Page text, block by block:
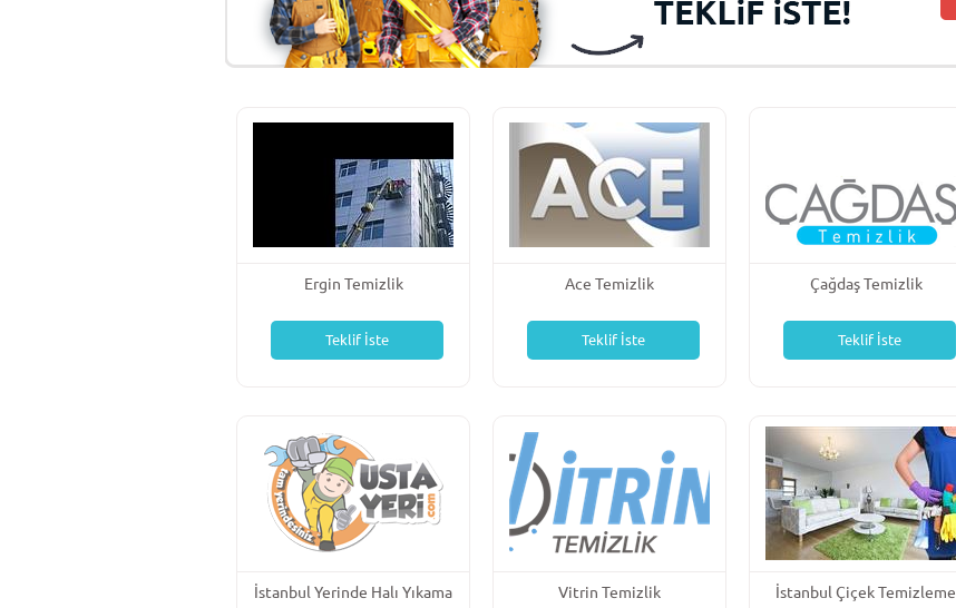
Ergin Temizlik
Teklif İste
Ace Temizlik
Teklif İste
Çağdaş Temizlik
Teklif İste
İstanbul Yerinde Halı Yıkama Vitrin Temizlik İstanbul Çiçek Temizleme